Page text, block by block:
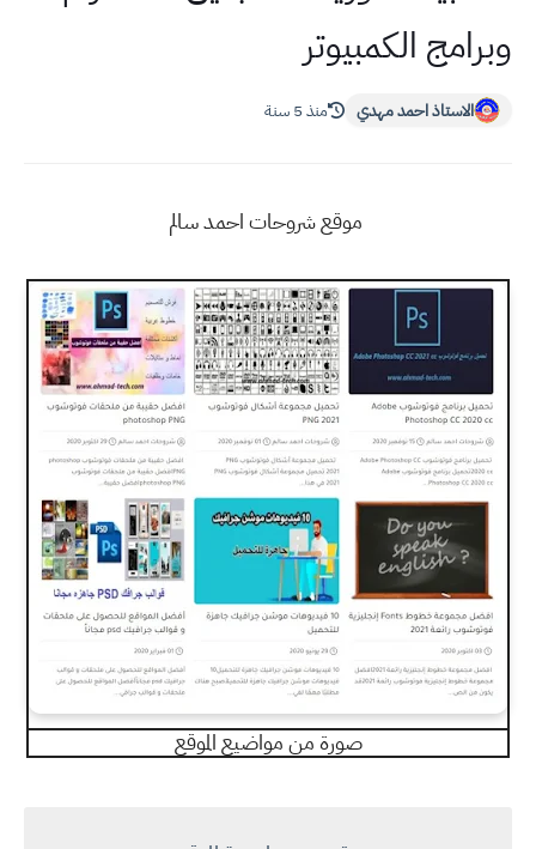
وبرامج الكمبيوتر
الاستاذ احمد مهدي منذ 5 سنة
موقع شروحات احمد سالم
صورة من مواضيع الموقع